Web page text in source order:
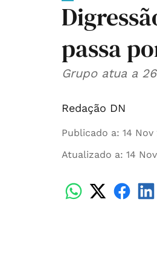
passa
Grupo atua a
Redação DN
Publicado a: 14 Nov
Atualizado a: 14